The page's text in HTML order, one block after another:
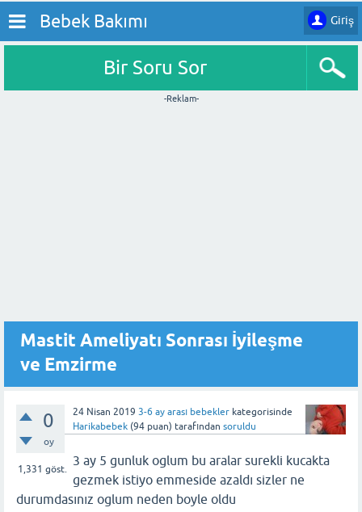
Giriş
Bebek Bakımı
Bir Soru Sor
-Reklam-
Mastit Ameliyatı Sonrası İyileşme
ve Emzirme
0
oy
1,331 göst.
24 Nisan 2019 3-6 ay arası bebekler kategorisinde
Harikabebek (94 puan) tarafından soruldu
3 ay 5 gunluk oglum bu aralar surekli kucakta
gezmek istiyo emmeside azaldı sizler ne
durumdasınız oglum neden boyle oldu